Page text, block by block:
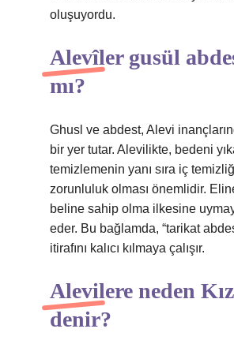
oluşuyordu.
Alevîler gusül
mı?
Ghusl ve abdest, Alevi
bir yer tutar. Alevilikte, bedeni
temizlemenin yanı sıra iç
zorunluluk olması önemlidir.
beline sahip olma ilkesine
eder. Bu bağlamda, “tarikat
itirafını kalıcı kılmaya çalışır.
Alevilere neden
denir?